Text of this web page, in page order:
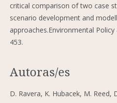
critical comparison of two case
scenario development and
approaches.Environmental
453.
Autoras/es
D. Ravera, K. Hubacek, M. Reed,